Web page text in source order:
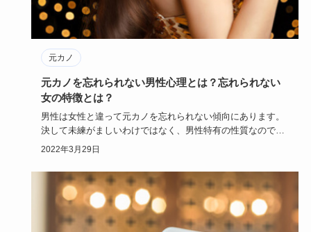
元カノ
元カノを忘れられない男性心理とは？忘れられない
女の特徴とは？
男性は女性と違って元カノを忘れられない傾向にあります。
決して未練がましいわけではなく、男性特有の性質なので
す。女性からして…
2022年3月29日